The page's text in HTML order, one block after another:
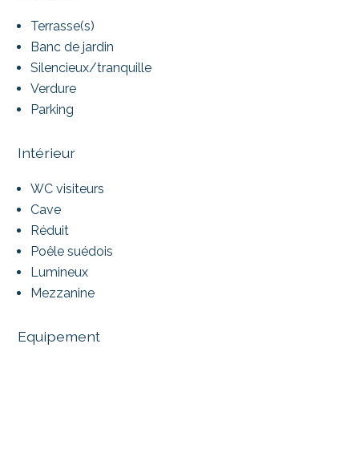
Terrasse(s)
Banc de jardin
Silencieux/tranquille
Verdure
Parking
Intérieur
WC visiteurs
Cave
Réduit
Poêle suédois
Lumineux
Mezzanine
Equipement